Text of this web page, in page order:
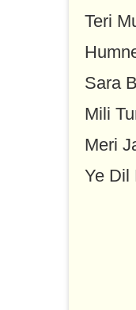
Teri
Sara
Mili
Meri
Ye Dil